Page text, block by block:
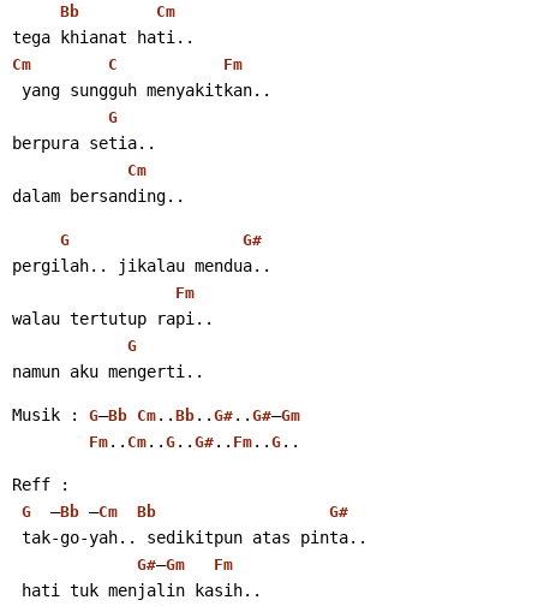
Bb Cm
tega khianat hati..
Cm C Fm
yang sungguh menyakitkan..
G
berpura setia..
Cm
dalam bersanding..
G G#
pergilah.. jikalau mendua..
Fm
walau tertutup rapi..
G
namun aku mengerti..
Musik : G–Bb Cm .. Bb .. G# .. G#–Gm
Fm .. Cm .. G .. G# .. Fm .. G ..
Reff :
G
  –
Bb –Cm Bb G#
tak-go-yah.. sedikitpun atas pinta..
G#–Gm Fm
hati tuk menjalin kasih..